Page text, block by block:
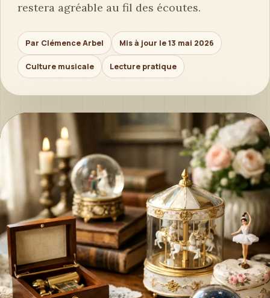
restera agréable au fil des écoutes.
Par Clémence Arbel Mis à jour le 13 mai 2026
Culture musicale Lecture pratique